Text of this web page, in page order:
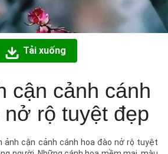
Tải xuống
cận cảnh cánh
nở rộ tuyệt đẹp
ảnh cận cảnh cánh hoa đào nở rộ tuyệt